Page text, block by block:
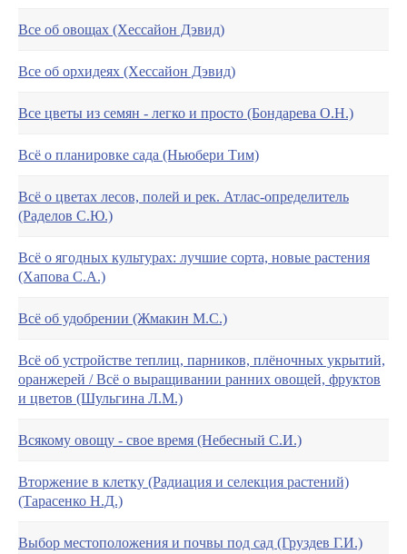
Все об овощах (Хессайон Дэвид)
Все об орхидеях (Хессайон Дэвид)
Все цветы из семян - легко и просто (Бондарева О.Н.)
Всё о планировке сада (Ньюбери Тим)
Всё о цветах лесов, полей и рек. Атлас-определитель
(Раделов С.Ю.)
Всё о ягодных культурах: лучшие сорта, новые растения
(Хапова С.А.)
Всё об удобрении (Жмакин М.С.)
Всё об устройстве теплиц, парников, плёночных укрытий,
оранжерей / Всё о выращивании ранних овощей, фруктов
и цветов (Шульгина Л.М.)
Всякому овощу - свое время (Небесный С.И.)
Вторжение в клетку (Радиация и селекция растений)
(Тарасенко Н.Д.)
Выбор местоположения и почвы под сад (Груздев Г.И.)